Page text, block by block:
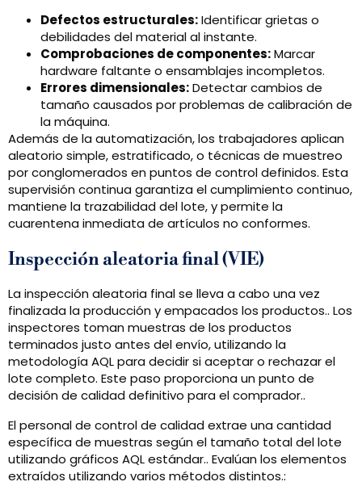
Defectos estructurales:Identificar grietas o
debilidades del material al instante.
Comprobaciones de componentes:Marcar
hardware faltante o ensamblajes incompletos.
Errores dimensionales:Detectar cambios de
tamaño causados ​​por problemas de calibración de
la máquina.
Además de la automatización, los trabajadores aplican
aleatorio simple, estratificado, o técnicas de muestreo
por conglomerados en puntos de control definidos. Esta
supervisión continua garantiza el cumplimiento continuo,
mantiene la trazabilidad del lote, y permite la
cuarentena inmediata de artículos no conformes.
Inspección aleatoria final (VIE)
La inspección aleatoria final se lleva a cabo una vez
finalizada la producción y empacados los productos.. Los
inspectores toman muestras de los productos
terminados justo antes del envío, utilizando la
metodología AQL para decidir si aceptar o rechazar el
lote completo. Este paso proporciona un punto de
decisión de calidad definitivo para el comprador..
El personal de control de calidad extrae una cantidad
específica de muestras según el tamaño total del lote
utilizando gráficos AQL estándar.. Evalúan los elementos
extraídos utilizando varios métodos distintos.: